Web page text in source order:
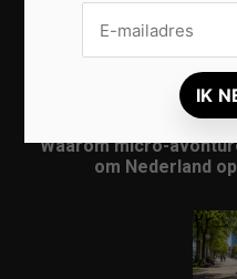
Waarom micro-
om Nederland